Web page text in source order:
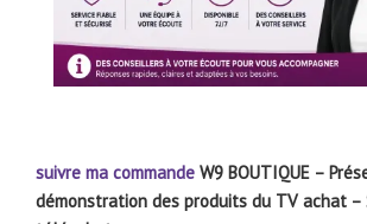
suivre ma commande W9 BOUTIQUE –
démonstration des produits du TV achat –